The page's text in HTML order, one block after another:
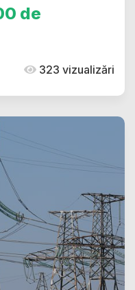
de
323 vizualizări